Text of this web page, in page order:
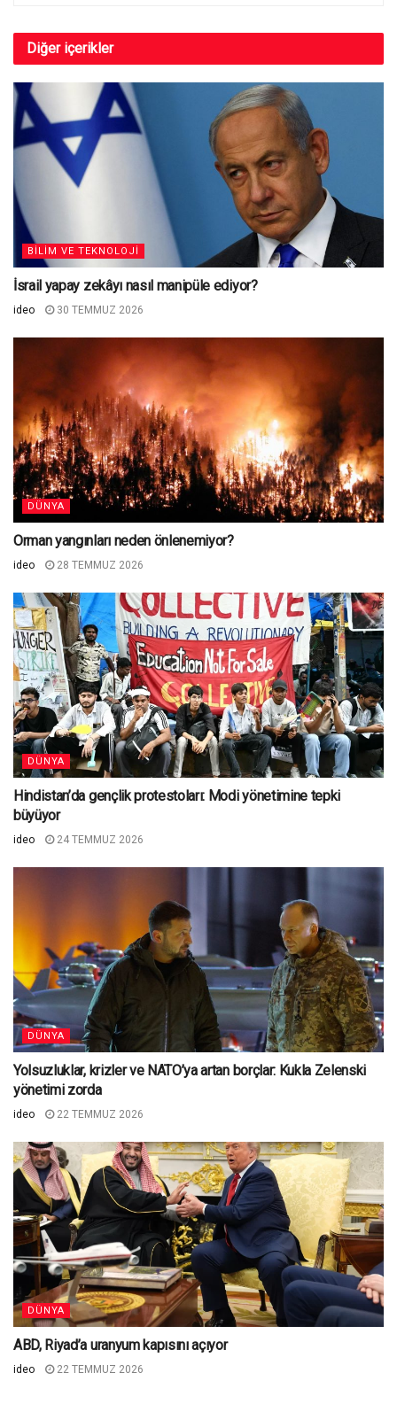
Diğer içerikler
BILIM VE TEKNOLOJI
İsrail yapay zekâyı nasıl manipüle ediyor?
ideo 30 TEMMUZ 2026
DÜNYA
Orman yangınları neden önlenemiyor?
ideo 28 TEMMUZ 2026
DÜNYA
Hindistan’da gençlik protestoları: Modi yönetimine tepki
büyüyor
ideo 24 TEMMUZ 2026
DÜNYA
Yolsuzluklar, krizler ve NATO’ya artan borçlar: Kukla Zelenski
yönetimi zorda
ideo 22 TEMMUZ 2026
DÜNYA
ABD, Riyad’a uranyum kapısını açıyor
ideo 22 TEMMUZ 2026